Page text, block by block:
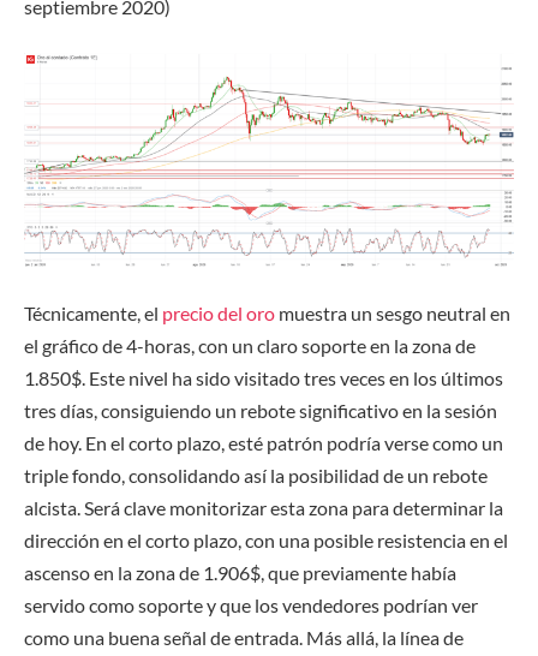
septiembre 2020)
Técnicamente,el precio del oro muestra un sesgo neutral en
el gráfico de 4-horas, con un claro soporte en la zona de
1.850$. Este nivel ha sido visitado tres veces en los últimos
tres días, consiguiendo un rebote significativo en la sesión
de hoy. En el corto plazo, esté patrón podría verse como un
triple fondo, consolidando así la posibilidad de un rebote
alcista. Será clave monitorizar esta zona para determinar la
dirección en el corto plazo, con una posible resistencia en el
ascenso en la zona de 1.906$, que previamente había
servido como soporte y que los vendedores podrían ver
como una buena señal de entrada. Más allá, la línea de